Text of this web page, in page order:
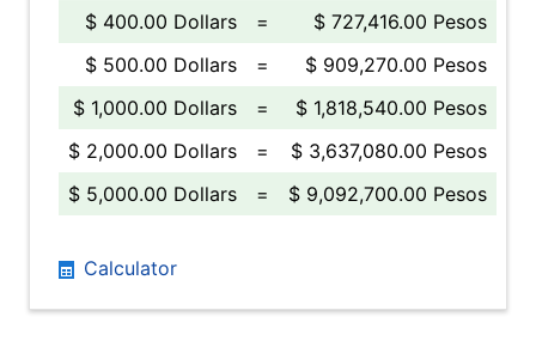
$ 400.00 Dollars
=
$ 727,416.00 Pesos
$ 500.00 Dollars
=
$ 909,270.00 Pesos
$ 1,000.00 Dollars
=
$ 1,818,540.00 Pesos
$ 2,000.00 Dollars
=
$ 3,637,080.00 Pesos
$ 5,000.00 Dollars
= $ 9,092,700.00 Pesos
Calculator